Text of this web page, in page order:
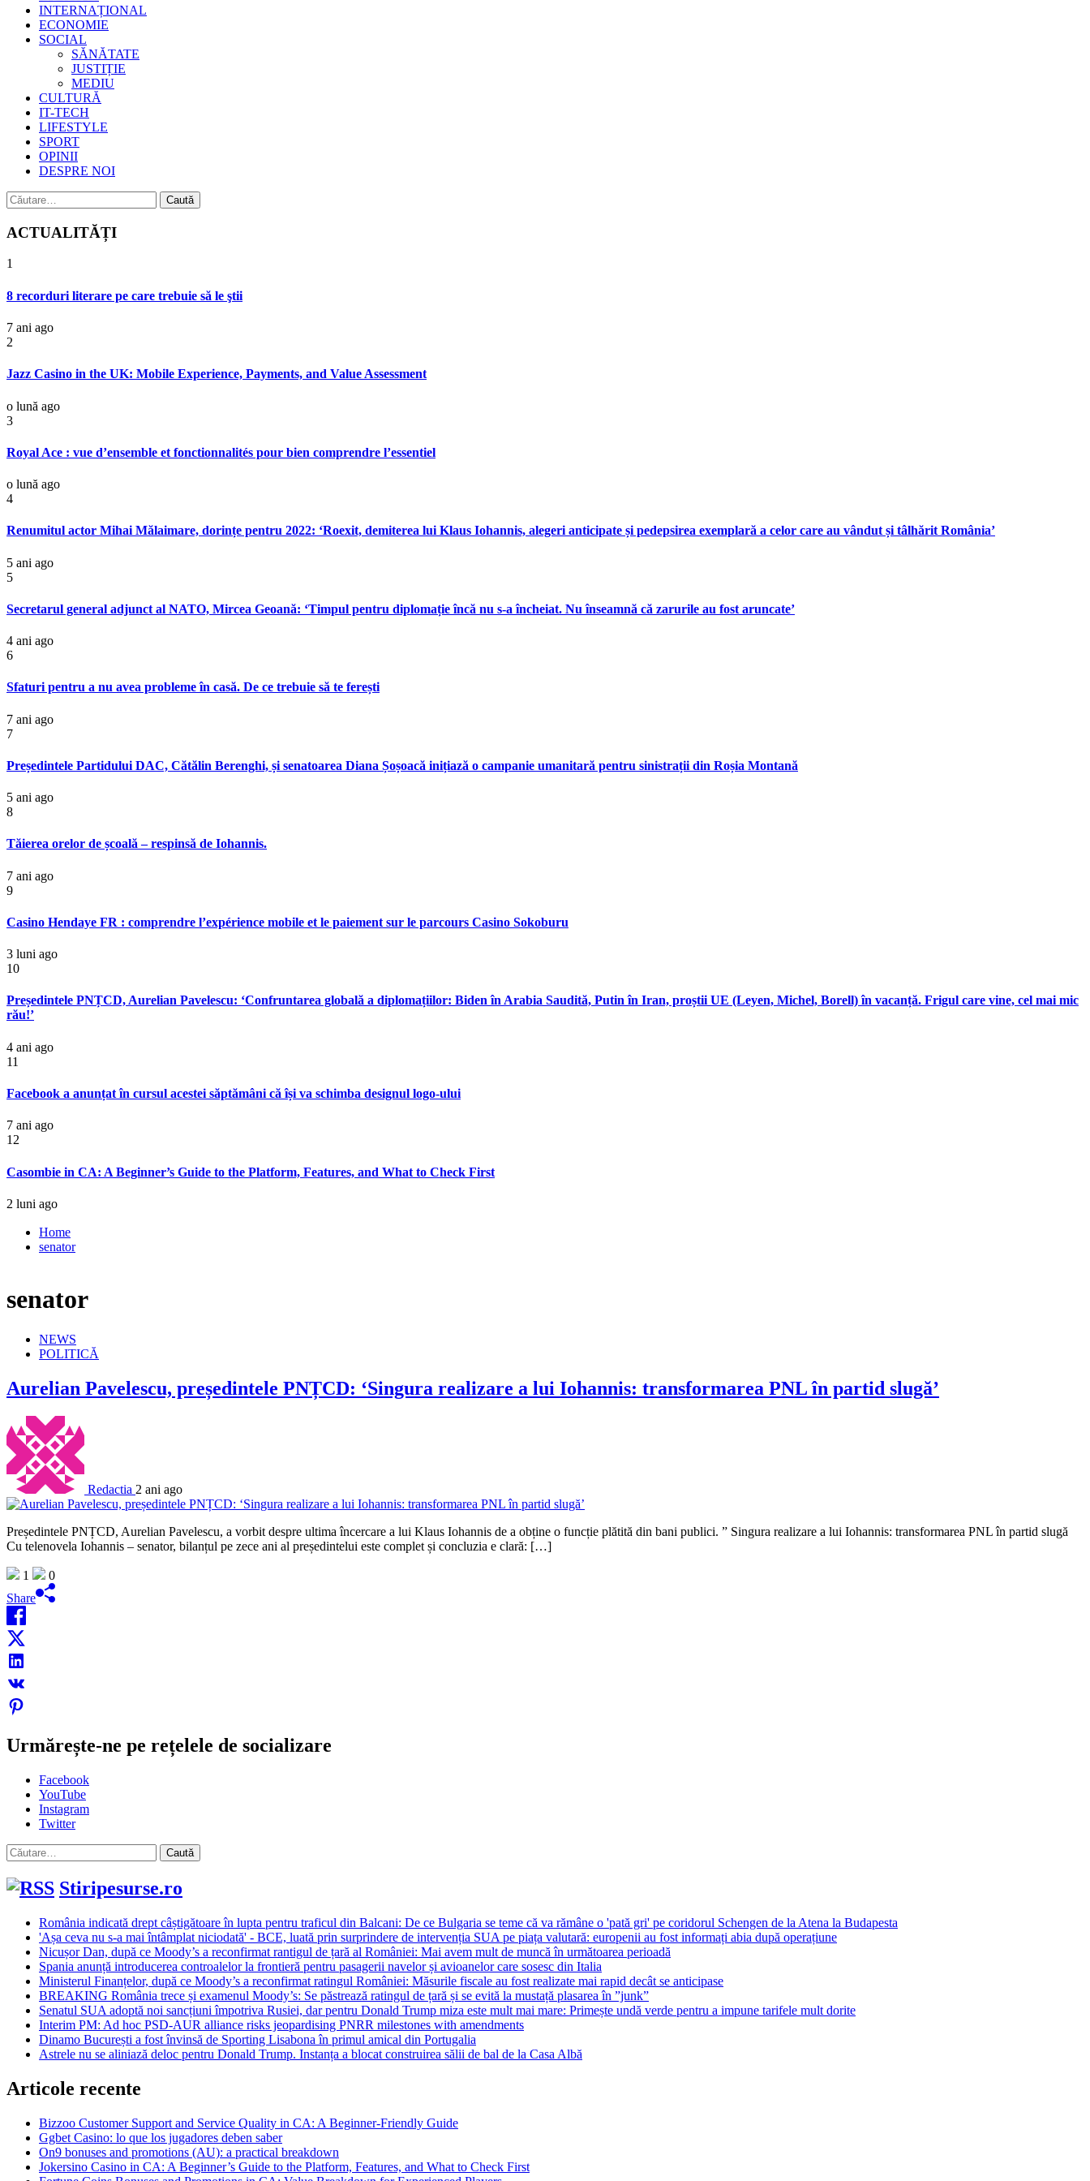
INTERNAȚIONAL
ECONOMIE
SOCIAL
SĂNĂTATE
JUSTIȚIE
MEDIU
CULTURĂ
IT-TECH
LIFESTYLE
SPORT
OPINII
DESPRE NOI
Caută
după:
ACTUALITĂȚI
1
8 recorduri literare pe care trebuie să le ştii
7 ani ago
2
Jazz Casino in the UK: Mobile Experience, Payments, and Value Assessment
o lună ago
3
Royal Ace : vue d’ensemble et fonctionnalités pour bien comprendre l’essentiel
o lună ago
4
Renumitul actor Mihai Mălaimare, dorințe pentru 2022: ‘Roexit, demiterea lui Klaus Iohannis, alegeri anticipate și pedepsirea exemplară a celor care au vândut și tâlhărit România’
5 ani ago
5
Secretarul general adjunct al NATO, Mircea Geoană: ‘Timpul pentru diplomație încă nu s-a încheiat. Nu înseamnă că zarurile au fost aruncate’
4 ani ago
6
Sfaturi pentru a nu avea probleme în casă. De ce trebuie să te ferești
7 ani ago
7
Președintele Partidului DAC, Cătălin Berenghi, și senatoarea Diana Șoșoacă inițiază o campanie umanitară pentru sinistrații din Roșia Montană
5 ani ago
8
Tăierea orelor de școală – respinsă de Iohannis.
7 ani ago
9
Casino Hendaye FR : comprendre l’expérience mobile et le paiement sur le parcours Casino Sokoburu
3 luni ago
10
Președintele PNȚCD, Aurelian Pavelescu: ‘Confruntarea globală a diplomațiilor: Biden în Arabia Saudită, Putin în Iran, proștii UE (Leyen, Michel, Borell) în vacanță. Frigul care vine, cel mai mic
rău!’
4 ani ago
11
Facebook a anunțat în cursul acestei săptămâni că își va schimba designul logo-ului
7 ani ago
12
Casombie in CA: A Beginner’s Guide to the Platform, Features, and What to Check First
2 luni ago
Home
senator
senator
NEWS
POLITICĂ
Aurelian Pavelescu, președintele PNȚCD: ‘Singura realizare a lui Iohannis: transformarea PNL în partid slugă’
Redactia 2 ani ago
Președintele PNȚCD, Aurelian Pavelescu, a vorbit despre ultima încercare a lui Klaus Iohannis de a obține o funcție plătită din bani publici. ” Singura realizare a lui Iohannis: transformarea PNL în partid slugă
Cu telenovela Iohannis – senator, bilanțul pe zece ani al președintelui este complet și concluzia e clară: […]
1
0
Share
Urmărește-ne pe rețelele de socializare
Facebook
YouTube
Instagram
Twitter
Caută
după:
Stiripesurse.ro
România indicată drept câștigătoare în lupta pentru traficul din Balcani: De ce Bulgaria se teme că va rămâne o 'pată gri' pe coridorul Schengen de la Atena la Budapesta
'Așa ceva nu s-a mai întâmplat niciodată' - BCE, luată prin surprindere de intervenția SUA pe piața valutară: europenii au fost informați abia după operațiune
Nicușor Dan, după ce Moody’s a reconfirmat rantigul de țară al României: Mai avem mult de muncă în următoarea perioadă
Spania anunță introducerea controalelor la frontieră pentru pasagerii navelor și avioanelor care sosesc din Italia
Ministerul Finanțelor, după ce Moody’s a reconfirmat ratingul României: Măsurile fiscale au fost realizate mai rapid decât se anticipase
BREAKING România trece și examenul Moody’s: Se păstrează ratingul de țară și se evită la mustață plasarea în ”junk”
Senatul SUA adoptă noi sancțiuni împotriva Rusiei, dar pentru Donald Trump miza este mult mai mare: Primește undă verde pentru a impune tarifele mult dorite
Interim PM: Ad hoc PSD-AUR alliance risks jeopardising PNRR milestones with amendments
Dinamo București a fost învinsă de Sporting Lisabona în primul amical din Portugalia
Astrele nu se aliniază deloc pentru Donald Trump. Instanța a blocat construirea sălii de bal de la Casa Albă
Articole recente
Bizzoo Customer Support and Service Quality in CA: A Beginner-Friendly Guide
Ggbet Casino: lo que los jugadores deben saber
On9 bonuses and promotions (AU): a practical breakdown
Jokersino Casino in CA: A Beginner’s Guide to the Platform, Features, and What to Check First